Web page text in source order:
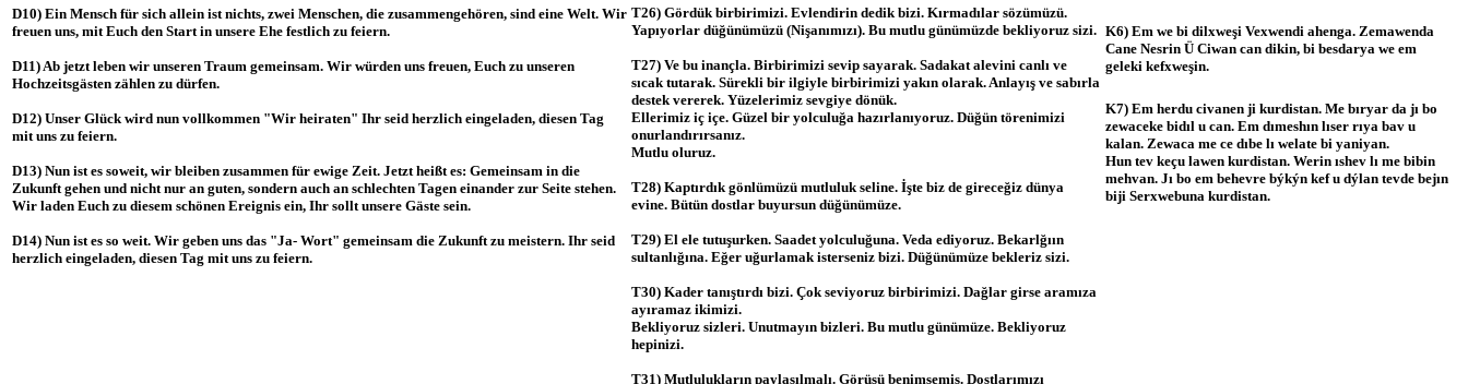
D10) Ein Mensch für sich allein ist nichts, zwei Menschen, die zusammengehören, sind eine Welt. Wir
freuen uns, mit Euch den Start in unsere Ehe festlich zu feiern.
D11) Ab jetzt leben wir unseren Traum gemeinsam. Wir würden uns freuen, Euch zu unseren
Hochzeitsgästen zählen zu dürfen.
D12) Unser Glück wird nun vollkommen "Wir heiraten" Ihr seid herzlich eingeladen, diesen Tag
mit uns zu feiern.
D13) Nun ist es soweit, wir bleiben zusammen für ewige Zeit. Jetzt heißt es: Gemeinsam in die
Zukunft gehen und nicht nur an guten, sondern auch an schlechten Tagen einander zur Seite stehen.
Wir laden Euch zu diesem schönen Ereignis ein, Ihr sollt unsere Gäste sein.
D14) Nun ist es so weit. Wir geben uns das "Ja- Wort" gemeinsam die Zukunft zu meistern. Ihr seid
herzlich eingeladen, diesen Tag mit uns zu feiern.
T26) Gördük birbirimizi. Evlendirin dedik bizi. Kırmadılar sözümüzü.
Yapıyorlar düğünümüzü (Nişanımızı). Bu mutlu günümüzde bekliyoruz sizi.
T27) Ve bu inançla. Birbirimizi sevip sayarak. Sadakat alevini canlı ve
sıcak tutarak. Sürekli bir ilgiyle birbirimizi yakın olarak. Anlayış ve sabırla
destek vererek. Yüzelerimiz sevgiye dönük.
Ellerimiz iç içe. Güzel bir yolculuğa hazırlanıyoruz. Düğün törenimizi
onurlandırırsanız.
Mutlu oluruz.
T28) Kaptırdık gönlümüzü mutluluk seline. İşte biz de gireceğiz dünya
evine. Bütün dostlar buyursun düğünümüze.
T29) El ele tutuşurken. Saadet yolculuğuna. Veda ediyoruz. Bekarlğıın
sultanlığına. Eğer uğurlamak isterseniz bizi. Düğünümüze bekleriz sizi.
T30) Kader tanıştırdı bizi. Çok seviyoruz birbirimizi. Dağlar girse aramıza
ayıramaz ikimizi.
Bekliyoruz sizleri. Unutmayın bizleri. Bu mutlu günümüze. Bekliyoruz
hepinizi.
T31) Mutlulukların paylaşılmalı. Görüşü benimsemiş. Dostlarımızı
K6) Em we bi dilxweşi Vexwendi ahenga. Zemawenda
Cane Nesrin Ü Ciwan can dikin, bi besdarya we em
geleki kefxweşin.
K7) Em herdu civanen ji kurdistan. Me bıryar da jı bo
zewaceke bidıl u can. Em dımeshın lıser rıya bav u
kalan. Zewaca me ce dıbe lı welate bi yaniyan.
Hun tev keçu lawen kurdistan. Werin ıshev lı me bibin
mehvan. Jı bo em behevre býkýn kef u dýlan tevde bejın
biji Serxwebuna kurdistan.